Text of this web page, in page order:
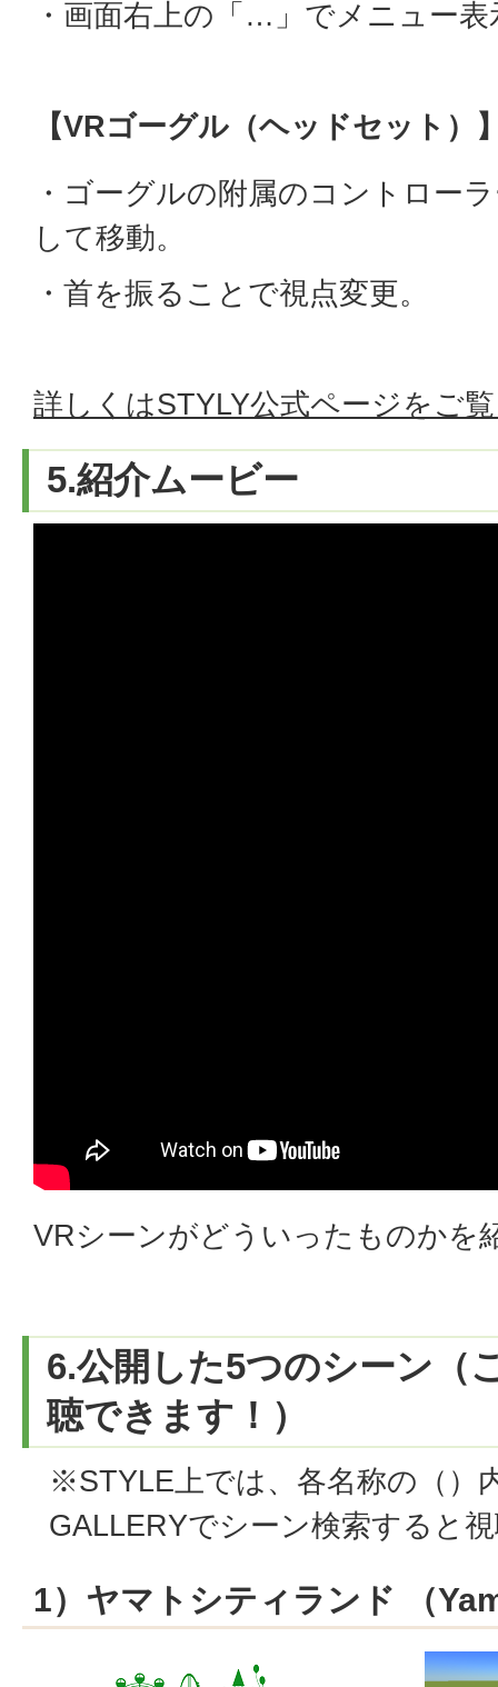
・画面右上の「…」でメニュー表
【VRゴーグル（ヘッドセット）
・ゴーグルの附属のコントロー
して移動。
・首を振ることで視点変更。
詳しくはSTYLY公式ページをご
5.紹介ムービー
VRシーンがどういったものかを
6.公開した5つのシーン（
聴できます！）
※STYLE上では、各名称の（）
GALLERYでシーン検索すると
1）ヤマトシティランド （